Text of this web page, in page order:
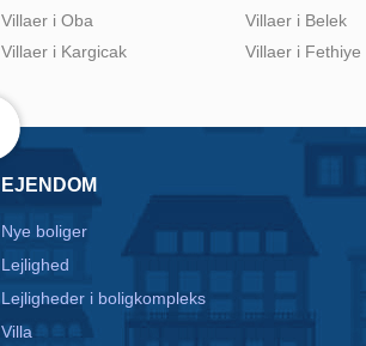
Villaer i Oba
Villaer i Kargicak
Villaer i Belek
Villaer i Fethiye
EJENDOM
Nye boliger
Lejlighed
Lejligheder i boligkompleks
Villa